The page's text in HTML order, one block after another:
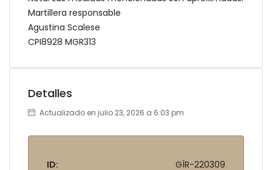
Martillera responsable
Agustina Scalese
CPI8928 MGR313
Detalles
Actualizado en julio 23, 2026 a 6:03 pm
ID:
GÍR-220309